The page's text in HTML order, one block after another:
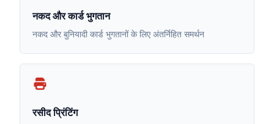
नकद और कार्ड भुगतान
नकद और बुनियादी कार्ड भुगतानों के लिए अंतर्निहित समर्थन
रसीद प्रिंटिंग